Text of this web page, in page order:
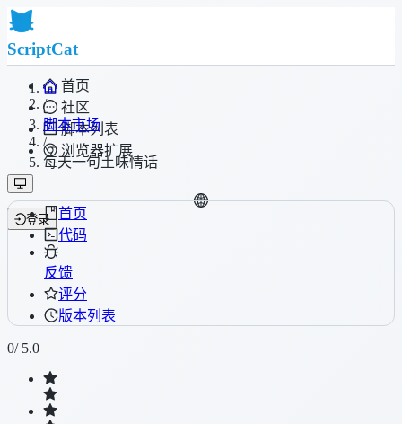
ScriptCat
首页
社区
脚本列表
浏览器扩展
登录
/
脚本市场
/
每天一句土味情话
首页
代码
反馈
评分
版本列表
0/ 5.0